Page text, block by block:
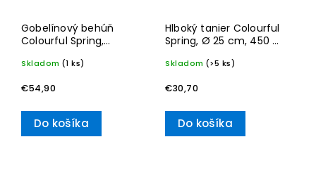
Gobelínový behúň
Colourful Spring,
Boch
Skladom (1 ks)
€54,90
Do košíka
Hlboký tanier Colourful
Spring, Ø 25 cm, 450 ml
Skladom (>5 ks)
€30,70
Do košíka